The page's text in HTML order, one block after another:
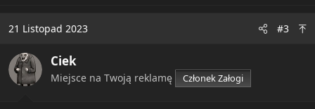
t
o
n
s
21 Listopad 2023 #3
Ciek
Miejsce na Twoją reklamę Członek Załogi